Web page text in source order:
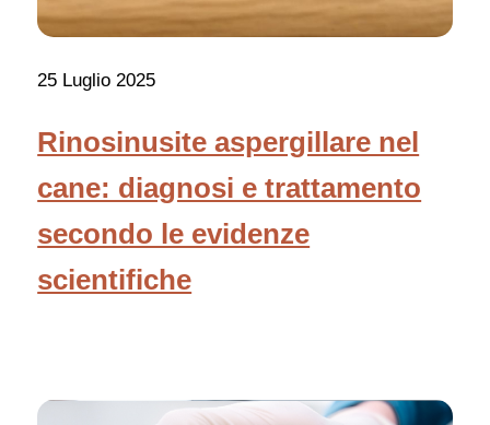
25 Luglio 2025
Rinosinusite aspergillare nel
cane: diagnosi e trattamento
secondo le evidenze
scientifiche